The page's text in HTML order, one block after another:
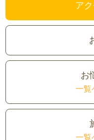
ア
お
一覧
一覧